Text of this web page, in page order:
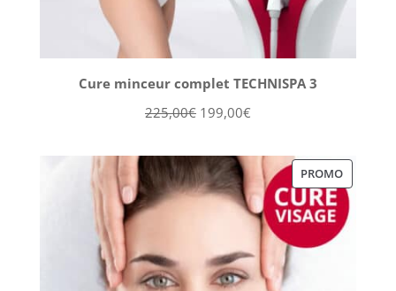
Cure minceur complet TECHNISPA 3
225,00€ Le
initial
était :
225,00€.
199,00€Le
actuel
est :
199,00€.
PROMOPRODUIT
EN